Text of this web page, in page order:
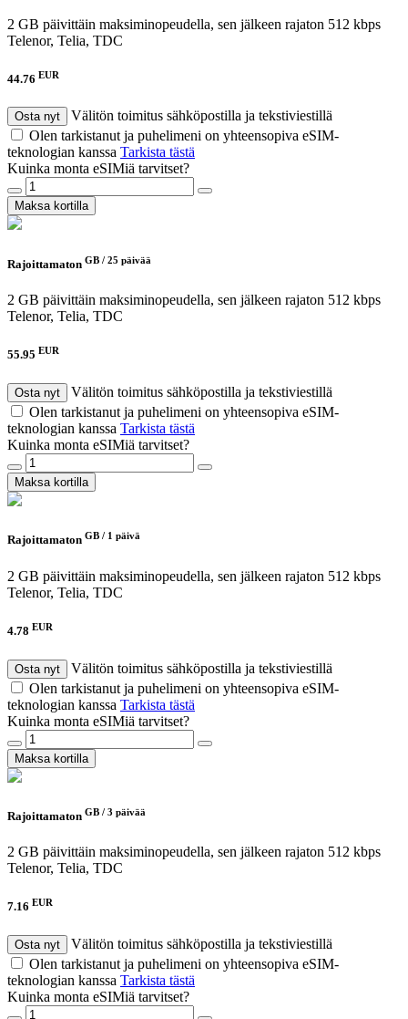
2 GB päivittäin maksiminopeudella, sen jälkeen rajaton 512 kbps
Telenor, Telia, TDC
44.76 EUR
Osta nyt
Välitön toimitus sähköpostilla ja tekstiviestillä
Olen tarkistanut ja puhelimeni on yhteensopiva eSIM-
teknologian kanssa Tarkista tästä
Kuinka monta eSIMiä tarvitset?
Maksa kortilla
Rajoittamaton GB / 25 päivää
2 GB päivittäin maksiminopeudella, sen jälkeen rajaton 512 kbps
Telenor, Telia, TDC
55.95 EUR
Osta nyt
Välitön toimitus sähköpostilla ja tekstiviestillä
Olen tarkistanut ja puhelimeni on yhteensopiva eSIM-
teknologian kanssa Tarkista tästä
Kuinka monta eSIMiä tarvitset?
Maksa kortilla
Rajoittamaton GB / 1 päivä
2 GB päivittäin maksiminopeudella, sen jälkeen rajaton 512 kbps
Telenor, Telia, TDC
4.78 EUR
Osta nyt
Välitön toimitus sähköpostilla ja tekstiviestillä
Olen tarkistanut ja puhelimeni on yhteensopiva eSIM-
teknologian kanssa Tarkista tästä
Kuinka monta eSIMiä tarvitset?
Maksa kortilla
Rajoittamaton GB / 3 päivää
2 GB päivittäin maksiminopeudella, sen jälkeen rajaton 512 kbps
Telenor, Telia, TDC
7.16 EUR
Osta nyt
Välitön toimitus sähköpostilla ja tekstiviestillä
Olen tarkistanut ja puhelimeni on yhteensopiva eSIM-
teknologian kanssa Tarkista tästä
Kuinka monta eSIMiä tarvitset?